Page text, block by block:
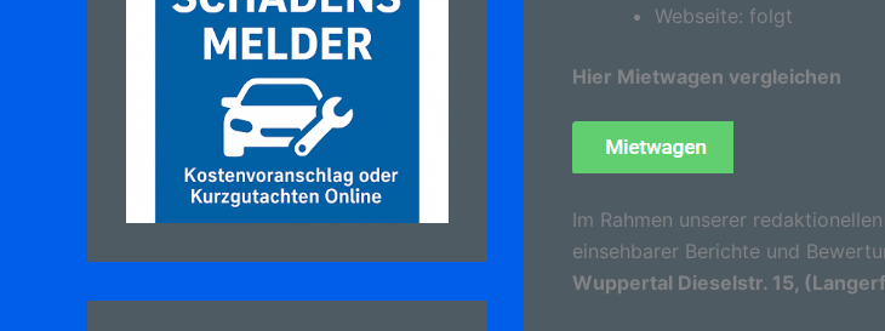
Webseite: folgt
Hier Mietwagen vergleichen
Im Rahmen unserer
einsehbarer Berichte und
Wuppertal Dieselstr. 15,